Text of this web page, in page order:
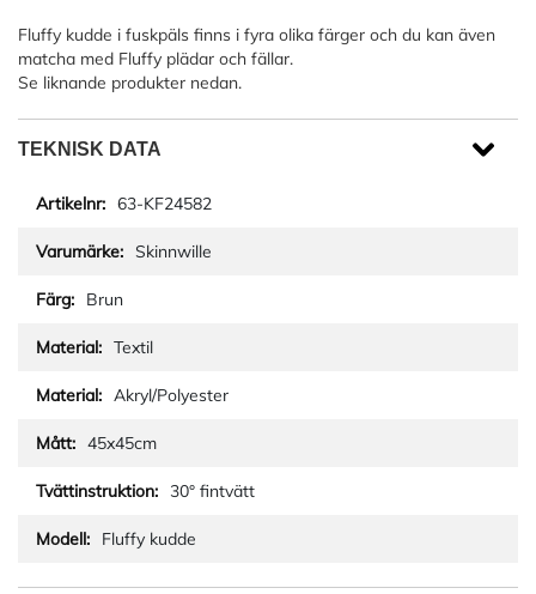
Fluffy kudde i fuskpäls finns i fyra olika färger och du kan även
matcha med Fluffy plädar och fällar.
Se liknande produkter nedan.
TEKNISK DATA
63-KF24582
Skinnwille
Brun
Textil
Akryl/Polyester
45x45cm
30° fintvätt
Fluffy kudde